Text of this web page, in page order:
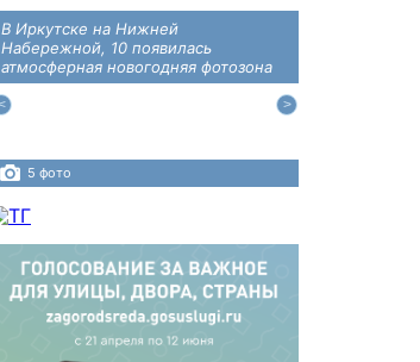
В Иркутске на Нижней
Набережной, 10 появилась
атмосферная новогодняя фотозона
5 фото